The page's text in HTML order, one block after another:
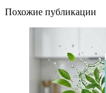
Похожие публикации